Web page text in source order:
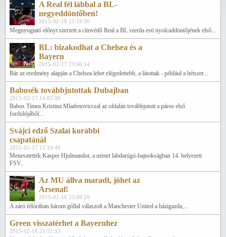
A Real fél lábbal a BL-
negyeddöntőben!
2015-02-18 23:19:30
Megnyugtató előnyt szerzett a címvédő Real a BL szerda esti nyolcaddöntőjének első...
BL: bizakodhat a Chelsea és a
Bayern
2015-02-17 23:06:54
Bár az eredmény alapján a Chelsea lehet elégedettebb, a látottak - például a hétszer...
Babosék továbbjutottak Dubajban
2015-02-17 14:02:08
Babos Tímea Kristina Mladenoviccsal az oldalán továbbjutott a páros első
fordulójából...
Svájci edző Szalai korábbi
csapatánál
2015-02-17 12:10:46
Menesztették Kasper Hjulmandot, a német labdarúgó-bajnokságban 14. helyezett
FSV...
Az MU állva maradt, jöhet az
Arsenal!
2015-02-16 23:09:29
A záró félórában három góllal válaszolt a Manchester United a házigazda,...
Green visszatérhet a Bayernhez
2015-02-16 21:52:53